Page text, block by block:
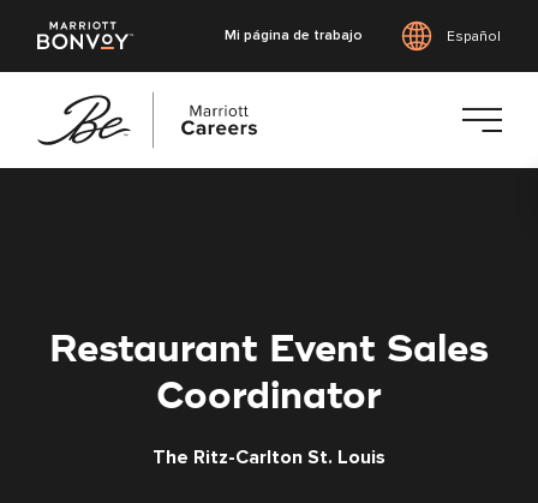
Mi página de trabajo Español
Restaurant Event Sales
Coordinator
The Ritz-Carlton St. Louis